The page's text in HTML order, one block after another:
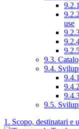
use
9.3.
9.4.
9.5.
1. Scopo, destinatari e